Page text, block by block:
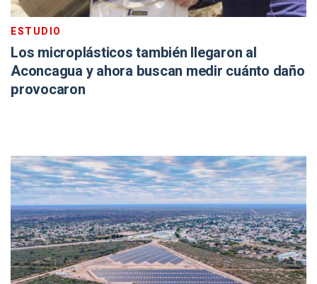
ESTUDIO
Los microplásticos también llegaron al
Aconcagua y ahora buscan medir cuánto daño
provocaron